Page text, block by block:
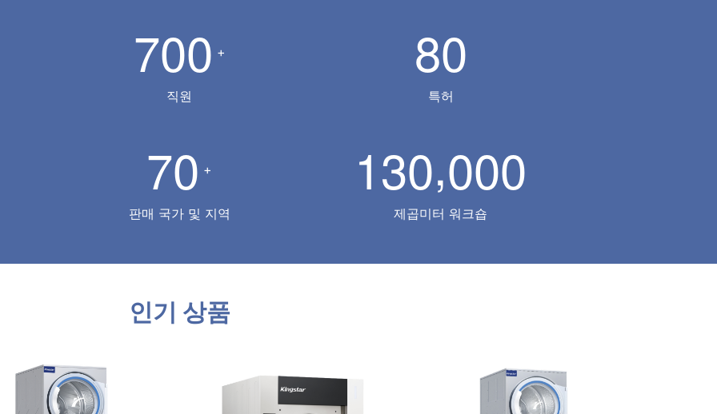
700 +
직원
80
특허
70 +
판매 국가 및 지역
130,000
제곱미터 워크숍
인기 상품